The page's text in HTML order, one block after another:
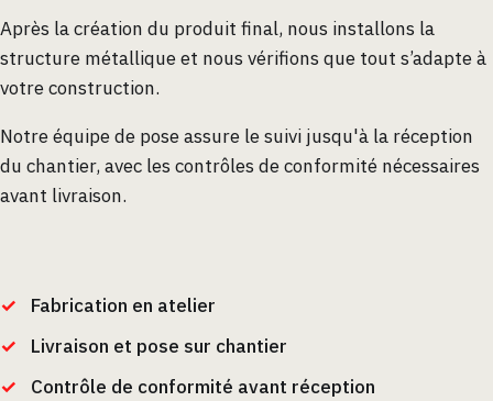
Après la création du produit final, nous installons la
structure métallique et nous vérifions que tout s’adapte à
votre construction.
Notre équipe de pose assure le suivi jusqu'à la réception
du chantier, avec les contrôles de conformité nécessaires
avant livraison.
Fabrication en atelier
Livraison et pose sur chantier
Contrôle de conformité avant réception